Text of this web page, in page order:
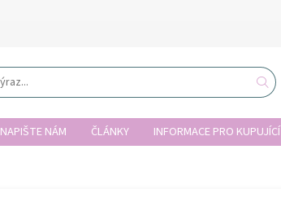
NAPIŠTE NÁM ČLÁNKY INFORMACE PRO KUPUJÍCÍ